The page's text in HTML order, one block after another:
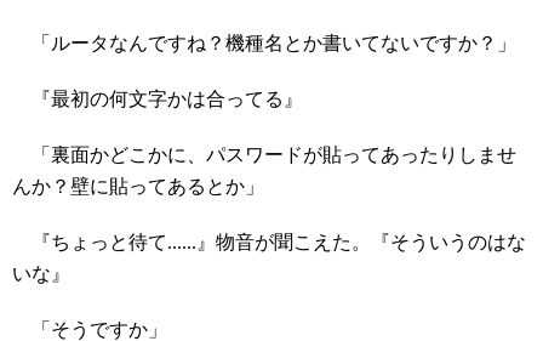
「ルータなんですね？機種名とか書いてないですか？」
『最初の何文字かは合ってる』
「裏面かどこかに、パスワードが貼ってあったりしませ
んか？壁に貼ってあるとか」
『ちょっと待て......』物音が聞こえた。『そういうのはな
いな』
「そうですか」